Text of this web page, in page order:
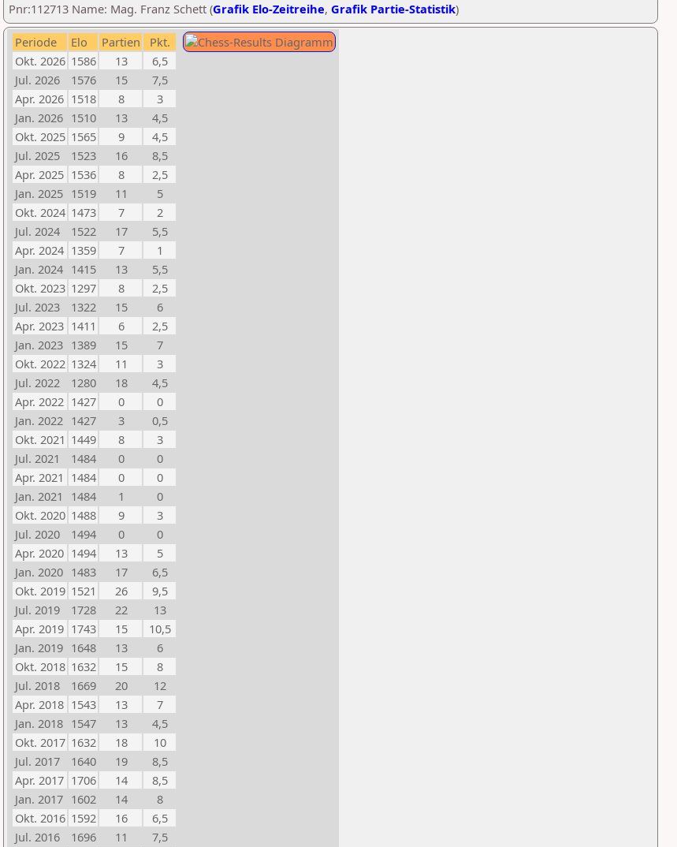
Pnr:112713 Name: Mag. Franz Schett (Grafik Elo-Zeitreihe, Grafik Partie-Statistik)
Periode Elo Partien
Pkt.
Okt. 2026 1586 13
6,5
Jul. 2026
1576 15
7,5
Apr. 2026 1518 8
3
Jan. 2026 1510 13
4,5
Okt. 2025 1565 9
4,5
Jul. 2025
1523 16
8,5
Apr. 2025 1536 8
2,5
Jan. 2025 1519 11
5
Okt. 2024 1473 7
2
Jul. 2024
1522 17
5,5
Apr. 2024 1359 7
1
Jan. 2024 1415 13
5,5
Okt. 2023 1297 8
2,5
Jul. 2023
1322 15
6
Apr. 2023 1411 6
2,5
Jan. 2023 1389 15
7
Okt. 2022 1324 11
3
Jul. 2022
1280 18
4,5
Apr. 2022 1427 0
0
Jan. 2022 1427 3
0,5
Okt. 2021 1449 8
3
Jul. 2021
1484 0
0
Apr. 2021 1484 0
0
Jan. 2021
1484 1
0
Okt. 2020 1488 9
3
Jul. 2020
1494 0
0
Apr. 2020 1494 13
5
Jan. 2020 1483 17
6,5
Okt. 2019 1521 26
9,5
Jul. 2019
1728 22
13
Apr. 2019 1743 15
10,5
Jan. 2019 1648 13
6
Okt. 2018 1632 15
8
Jul. 2018
1669 20
12
Apr. 2018 1543 13
7
Jan. 2018 1547 13
4,5
Okt. 2017 1632 18
10
Jul. 2017
1640 19
8,5
Apr. 2017 1706 14
8,5
Jan. 2017 1602 14
8
Okt. 2016 1592 16
6,5
Jul. 2016
1696 11
7,5